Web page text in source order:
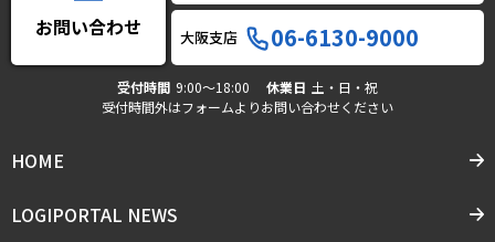
お問い合わせ 大阪支店 06-6130-9000
受付時間 9:00〜18:00 休業日 土・日・祝
受付時間外はフォームよりお問い合わせください
HOME
LOGIPORTAL NEWS